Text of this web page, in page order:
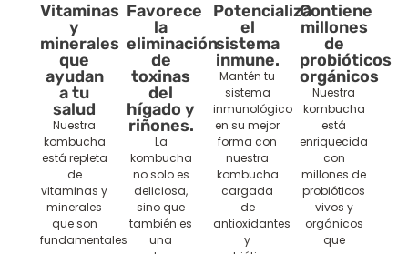
Vitaminas
y
minerales
que
ayudan
a tu
salud
Nuestra
kombucha
está repleta
de
vitaminas y
minerales
que son
fundamentales
Favorece
la
eliminación
de
toxinas
del
hígado y
riñones.
La
kombucha
no solo es
deliciosa,
sino que
también es
una
Potencializa
el
sistema
inmune.
Mantén tu
sistema
inmunológico
en su mejor
forma con
nuestra
kombucha
cargada
de
antioxidantes
y
Contiene
millones
de
probióticos
orgánicos
Nuestra
kombucha
está
enriquecida
con
millones de
probióticos
vivos y
orgánicos
que